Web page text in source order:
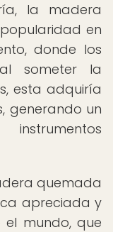
la madera
en
donde los
someter la
esta adquiría
generando un
quemada
apreciada y
mundo, que